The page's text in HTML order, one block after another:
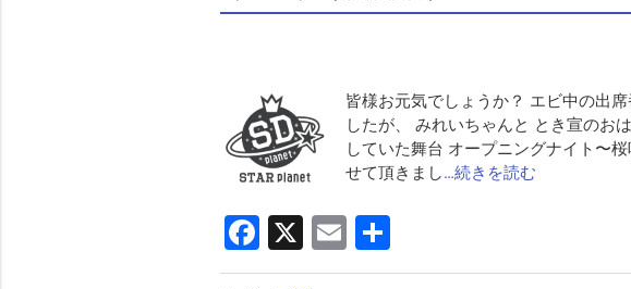
皆様お元気でしょうか？ エビ中の出
したが、 みれいちゃんと とき宣のお
していた舞台 オープニングナイト〜
せて頂きまし…続きを読む
Facebook
X Email
共
有